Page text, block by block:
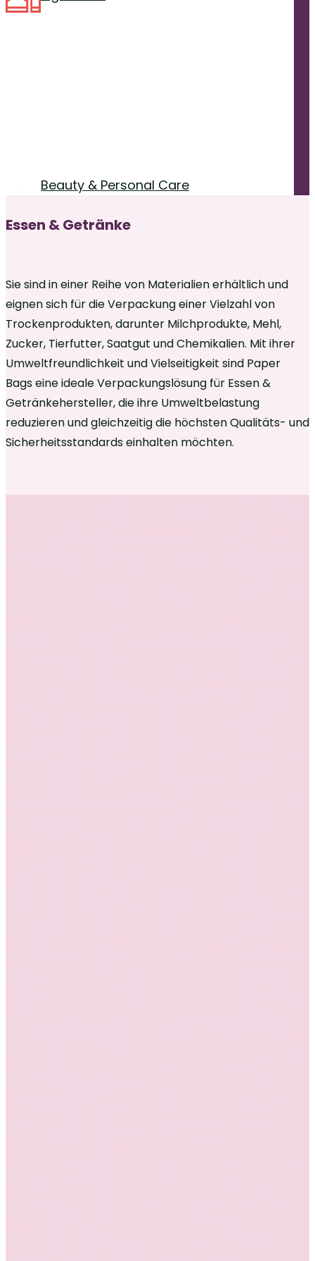
Beauty & Personal Care
Essen & Getränke
Sie sind in einer Reihe von Materialien erhältlich und
eignen sich für die Verpackung einer Vielzahl von
Trockenprodukten, darunter Milchprodukte, Mehl,
Zucker, Tierfutter, Saatgut und Chemikalien. Mit ihrer
Umweltfreundlichkeit und Vielseitigkeit sind Paper
Bags eine ideale Verpackungslösung für Essen &
Getränkehersteller, die ihre Umweltbelastung
reduzieren und gleichzeitig die höchsten Qualitäts- und
Sicherheitsstandards einhalten möchten.